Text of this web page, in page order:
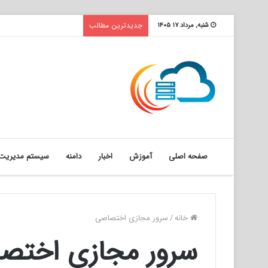
شنبه, مرداد ۱۷ ۱۴۰۵ جدیدترین مطالب
صفحه اصلی آموزش اخبار دامنه سیستم
خانه/سرور مجازی اختصاصی
سرور مجازی